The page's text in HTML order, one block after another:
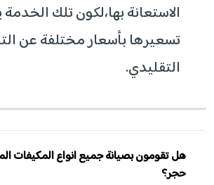
الاستعانة بها،لكون تلك الخدمة
تسعيرها بأسعار مختلفة عن
التقليدي.
هل تقومون بصيانة جميع انواع المكيفات
حجر؟